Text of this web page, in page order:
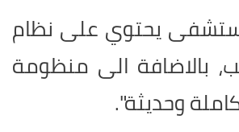
يحتوي على نظام
بالاضافة الى منظومة
وحديثة".